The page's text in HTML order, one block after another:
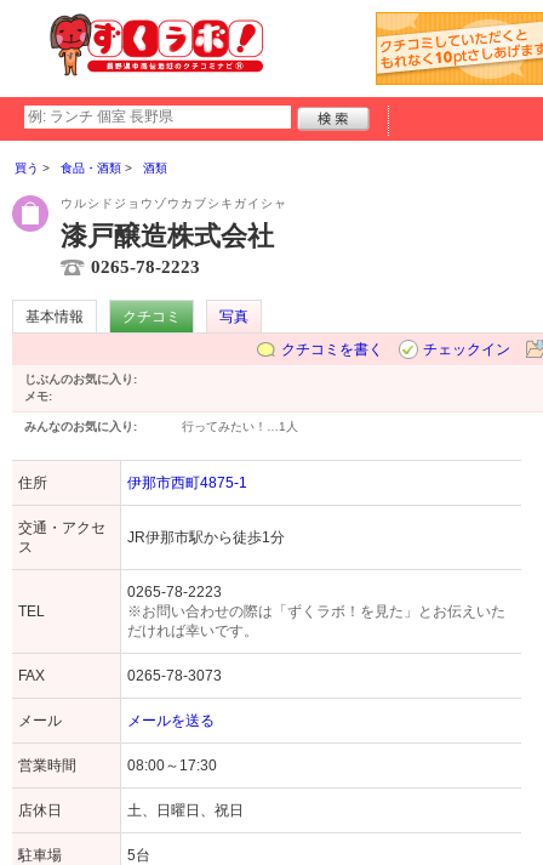
買う 食品・酒類 酒類
ウルシドジョウゾウカブシキガイシャ
漆戸醸造株式会社
0265-78-2223
基本情報 クチコミ
写真
クチコミを書く
チェックイン
じぶんのお気に入り:
メモ:
みんなのお気に入り: 行ってみたい！… 1人
住所 伊那市西町4875-1
交通・アクセ
ス
JR伊那市駅から徒歩1分
TEL
0265-78-2223
※お問い合わせの際は「ずくラボ！を見た」とお伝えいた
だければ幸いです。
FAX 0265-78-3073
メール メールを送る
営業時間 08:00～17:30
店休日 土、日曜日、祝日
駐車場 5台